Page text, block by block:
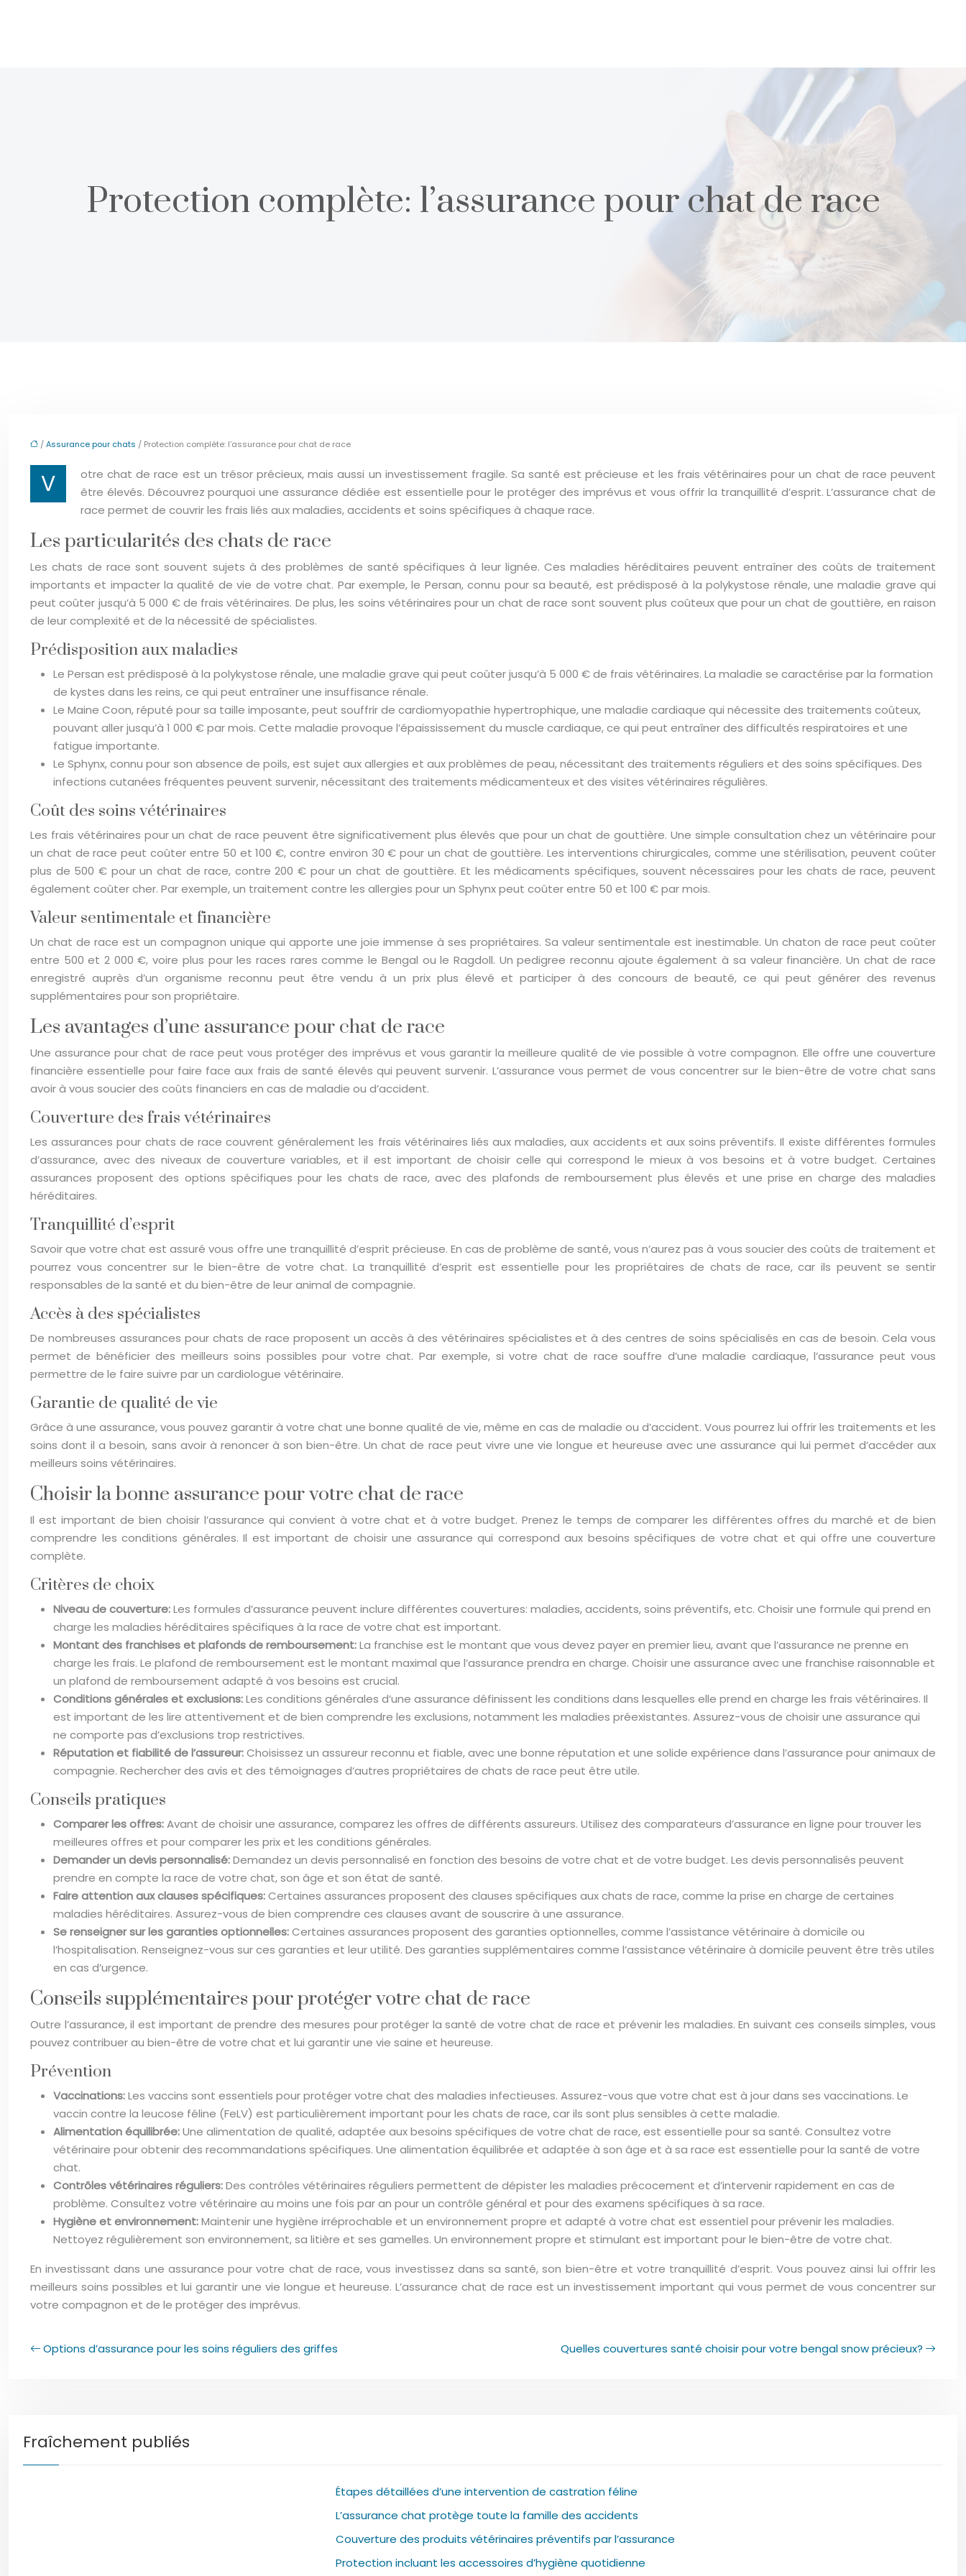
Protection complète: l’assurance pour chat de race
/Assurance pour chats / Protection complète: l’assurance pour chat de race
V
otre chat de race est un trésor précieux, mais aussi un investissement fragile. Sa santé est précieuse et les frais vétérinaires pour un chat de race peuvent
être élevés. Découvrez pourquoi une assurance dédiée est essentielle pour le protéger des imprévus et vous offrir la tranquillité d’esprit. L’assurance chat de
race permet de couvrir les frais liés aux maladies, accidents et soins spécifiques à chaque race.
Les particularités des chats de race
Les chats de race sont souvent sujets à des problèmes de santé spécifiques à leur lignée. Ces maladies héréditaires peuvent entraîner des coûts de traitement
importants et impacter la qualité de vie de votre chat. Par exemple, le Persan, connu pour sa beauté, est prédisposé à la polykystose rénale, une maladie grave qui
peut coûter jusqu’à 5 000 € de frais vétérinaires. De plus, les soins vétérinaires pour un chat de race sont souvent plus coûteux que pour un chat de gouttière, en raison
de leur complexité et de la nécessité de spécialistes.
Prédisposition aux maladies
Le Persan est prédisposé à la polykystose rénale, une maladie grave qui peut coûter jusqu’à 5 000 € de frais vétérinaires. La maladie se caractérise par la formation
de kystes dans les reins, ce qui peut entraîner une insuffisance rénale.
Le Maine Coon, réputé pour sa taille imposante, peut souffrir de cardiomyopathie hypertrophique, une maladie cardiaque qui nécessite des traitements coûteux,
pouvant aller jusqu’à 1 000 € par mois. Cette maladie provoque l’épaississement du muscle cardiaque, ce qui peut entraîner des difficultés respiratoires et une
fatigue importante.
Le Sphynx, connu pour son absence de poils, est sujet aux allergies et aux problèmes de peau, nécessitant des traitements réguliers et des soins spécifiques. Des
infections cutanées fréquentes peuvent survenir, nécessitant des traitements médicamenteux et des visites vétérinaires régulières.
Coût des soins vétérinaires
Les frais vétérinaires pour un chat de race peuvent être significativement plus élevés que pour un chat de gouttière. Une simple consultation chez un vétérinaire pour
un chat de race peut coûter entre 50 et 100 €, contre environ 30 € pour un chat de gouttière. Les interventions chirurgicales, comme une stérilisation, peuvent coûter
plus de 500 € pour un chat de race, contre 200 € pour un chat de gouttière. Et les médicaments spécifiques, souvent nécessaires pour les chats de race, peuvent
également coûter cher. Par exemple, un traitement contre les allergies pour un Sphynx peut coûter entre 50 et 100 € par mois.
Valeur sentimentale et financière
Un chat de race est un compagnon unique qui apporte une joie immense à ses propriétaires. Sa valeur sentimentale est inestimable. Un chaton de race peut coûter
entre 500 et 2 000 €, voire plus pour les races rares comme le Bengal ou le Ragdoll. Un pedigree reconnu ajoute également à sa valeur financière. Un chat de race
enregistré auprès d’un organisme reconnu peut être vendu à un prix plus élevé et participer à des concours de beauté, ce qui peut générer des revenus
supplémentaires pour son propriétaire.
Les avantages d’une assurance pour chat de race
Une assurance pour chat de race peut vous protéger des imprévus et vous garantir la meilleure qualité de vie possible à votre compagnon. Elle offre une couverture
financière essentielle pour faire face aux frais de santé élevés qui peuvent survenir. L’assurance vous permet de vous concentrer sur le bien-être de votre chat sans
avoir à vous soucier des coûts financiers en cas de maladie ou d’accident.
Couverture des frais vétérinaires
Les assurances pour chats de race couvrent généralement les frais vétérinaires liés aux maladies, aux accidents et aux soins préventifs. Il existe différentes formules
d’assurance, avec des niveaux de couverture variables, et il est important de choisir celle qui correspond le mieux à vos besoins et à votre budget. Certaines
assurances proposent des options spécifiques pour les chats de race, avec des plafonds de remboursement plus élevés et une prise en charge des maladies
héréditaires.
Tranquillité d’esprit
Savoir que votre chat est assuré vous offre une tranquillité d’esprit précieuse. En cas de problème de santé, vous n’aurez pas à vous soucier des coûts de traitement et
pourrez vous concentrer sur le bien-être de votre chat. La tranquillité d’esprit est essentielle pour les propriétaires de chats de race, car ils peuvent se sentir
responsables de la santé et du bien-être de leur animal de compagnie.
Accès à des spécialistes
De nombreuses assurances pour chats de race proposent un accès à des vétérinaires spécialistes et à des centres de soins spécialisés en cas de besoin. Cela vous
permet de bénéficier des meilleurs soins possibles pour votre chat. Par exemple, si votre chat de race souffre d’une maladie cardiaque, l’assurance peut vous
permettre de le faire suivre par un cardiologue vétérinaire.
Garantie de qualité de vie
Grâce à une assurance, vous pouvez garantir à votre chat une bonne qualité de vie, même en cas de maladie ou d’accident. Vous pourrez lui offrir les traitements et les
soins dont il a besoin, sans avoir à renoncer à son bien-être. Un chat de race peut vivre une vie longue et heureuse avec une assurance qui lui permet d’accéder aux
meilleurs soins vétérinaires.
Choisir la bonne assurance pour votre chat de race
Il est important de bien choisir l’assurance qui convient à votre chat et à votre budget. Prenez le temps de comparer les différentes offres du marché et de bien
comprendre les conditions générales. Il est important de choisir une assurance qui correspond aux besoins spécifiques de votre chat et qui offre une couverture
complète.
Critères de choix
Niveau de couverture:Les formules d’assurance peuvent inclure différentes couvertures: maladies, accidents, soins préventifs, etc. Choisir une formule qui prend en
charge les maladies héréditaires spécifiques à la race de votre chat est important.
Montant des franchises et plafonds de remboursement:La franchise est le montant que vous devez payer en premier lieu, avant que l’assurance ne prenne en
charge les frais. Le plafond de remboursement est le montant maximal que l’assurance prendra en charge. Choisir une assurance avec une franchise raisonnable et
un plafond de remboursement adapté à vos besoins est crucial.
Conditions générales et exclusions:Les conditions générales d’une assurance définissent les conditions dans lesquelles elle prend en charge les frais vétérinaires. Il
est important de les lire attentivement et de bien comprendre les exclusions, notamment les maladies préexistantes. Assurez-vous de choisir une assurance qui
ne comporte pas d’exclusions trop restrictives.
Réputation et fiabilité de l’assureur:Choisissez un assureur reconnu et fiable, avec une bonne réputation et une solide expérience dans l’assurance pour animaux de
compagnie. Rechercher des avis et des témoignages d’autres propriétaires de chats de race peut être utile.
Conseils pratiques
Comparer les offres:Avant de choisir une assurance, comparez les offres de différents assureurs. Utilisez des comparateurs d’assurance en ligne pour trouver les
meilleures offres et pour comparer les prix et les conditions générales.
Demander un devis personnalisé:Demandez un devis personnalisé en fonction des besoins de votre chat et de votre budget. Les devis personnalisés peuvent
prendre en compte la race de votre chat, son âge et son état de santé.
Faire attention aux clauses spécifiques:Certaines assurances proposent des clauses spécifiques aux chats de race, comme la prise en charge de certaines
maladies héréditaires. Assurez-vous de bien comprendre ces clauses avant de souscrire à une assurance.
Se renseigner sur les garanties optionnelles:Certaines assurances proposent des garanties optionnelles, comme l’assistance vétérinaire à domicile ou
l’hospitalisation. Renseignez-vous sur ces garanties et leur utilité. Des garanties supplémentaires comme l’assistance vétérinaire à domicile peuvent être très utiles
en cas d’urgence.
Conseils supplémentaires pour protéger votre chat de race
Outre l’assurance, il est important de prendre des mesures pour protéger la santé de votre chat de race et prévenir les maladies. En suivant ces conseils simples, vous
pouvez contribuer au bien-être de votre chat et lui garantir une vie saine et heureuse.
Prévention
Vaccinations:Les vaccins sont essentiels pour protéger votre chat des maladies infectieuses. Assurez-vous que votre chat est à jour dans ses vaccinations. Le
vaccin contre la leucose féline (FeLV) est particulièrement important pour les chats de race, car ils sont plus sensibles à cette maladie.
Alimentation équilibrée:Une alimentation de qualité, adaptée aux besoins spécifiques de votre chat de race, est essentielle pour sa santé. Consultez votre
vétérinaire pour obtenir des recommandations spécifiques. Une alimentation équilibrée et adaptée à son âge et à sa race est essentielle pour la santé de votre
chat.
Contrôles vétérinaires réguliers:Des contrôles vétérinaires réguliers permettent de dépister les maladies précocement et d’intervenir rapidement en cas de
problème. Consultez votre vétérinaire au moins une fois par an pour un contrôle général et pour des examens spécifiques à sa race.
Hygiène et environnement:Maintenir une hygiène irréprochable et un environnement propre et adapté à votre chat est essentiel pour prévenir les maladies.
Nettoyez régulièrement son environnement, sa litière et ses gamelles. Un environnement propre et stimulant est important pour le bien-être de votre chat.
En investissant dans une assurance pour votre chat de race, vous investissez dans sa santé, son bien-être et votre tranquillité d’esprit. Vous pouvez ainsi lui offrir les
meilleurs soins possibles et lui garantir une vie longue et heureuse. L’assurance chat de race est un investissement important qui vous permet de vous concentrer sur
votre compagnon et de le protéger des imprévus.
Options d’assurance pour les soins réguliers des griffes Quelles couvertures santé choisir pour votre bengal snow précieux?
Fraîchement publiés
Étapes détaillées d’une intervention de castration féline
L’assurance chat protège toute la famille des accidents
Couverture des produits vétérinaires préventifs par l’assurance
Protection incluant les accessoires d’hygiène quotidienne